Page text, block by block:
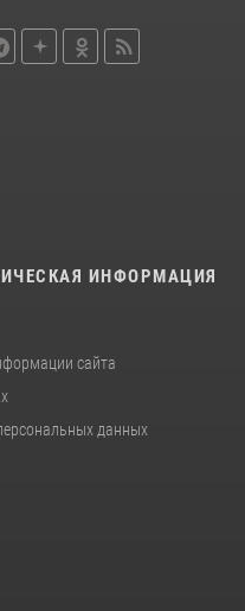
ИНФОРМАЦИЯ
сайта
данных